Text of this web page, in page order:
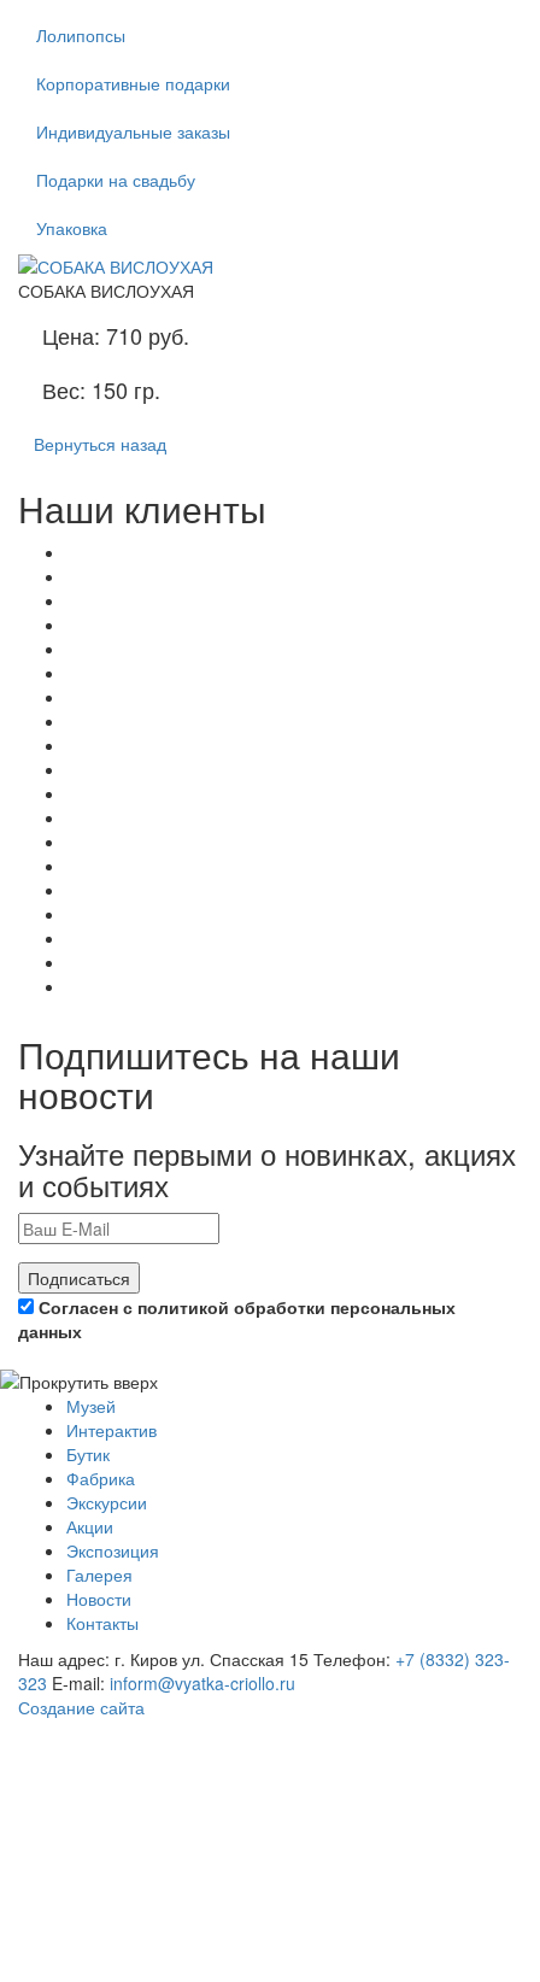
Лолипопсы
Корпоративные подарки
Индивидуальные заказы
Подарки на свадьбу
Упаковка
СОБАКА ВИСЛОУХАЯ
Цена: 710 руб.
Вес: 150 гр.
Вернуться назад
Наши клиенты
Подпишитесь на наши
новости
Узнайте первыми о новинках, акциях
и событиях
Подписаться
Согласен с политикой обработки персональных
данных
Музей
Интерактив
Бутик
Фабрика
Экскурсии
Акции
Экспозиция
Галерея
Новости
Контакты
Наш адрес: г. Киров ул. Спасская 15 Телефон: +7 (8332) 323-
323 E-mail: inform@vyatka-criollo.ru
Создание сайта